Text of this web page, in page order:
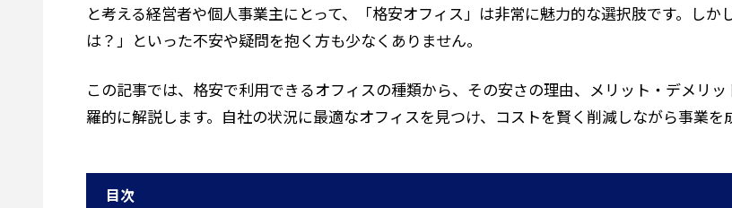
と考える経営者や個人事業主にとって、「格安オフィス」は非常に魅力的な選択肢です。し
は？」といった不安や疑問を抱く方も少なくありません。
この記事では、格安で利用できるオフィスの種類から、その安さの理由、メリット・デメリ
羅的に解説します。自社の状況に最適なオフィスを見つけ、コストを賢く削減しながら事業を
目次